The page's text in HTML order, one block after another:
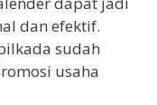
dan efektif.
sudah
usaha